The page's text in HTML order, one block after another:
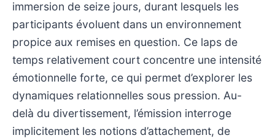
immersion de seize jours, durant lesquels les
participants évoluent dans un environnement
propice aux remises en question. Ce laps de
temps relativement court concentre une intensité
émotionnelle forte, ce qui permet d’explorer les
dynamiques relationnelles sous pression. Au-
delà du divertissement, l’émission interroge
implicitement les notions d’attachement, de